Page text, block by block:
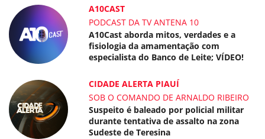
A10CAST
PODCAST DA TV ANTENA 10
A10Cast aborda mitos, verdades e a
fisiologia da amamentação com
especialista do Banco de Leite; VÍDEO!
CIDADE ALERTA PIAUÍ
SOB O COMANDO DE ARNALDO RIBEIRO
Suspeito é baleado por policial militar
durante tentativa de assalto na zona
Sudeste de Teresina